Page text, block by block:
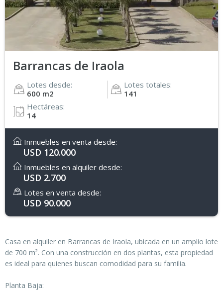
Barrancas de Iraola
Lotes desde:
600 m2
Lotes totales:
141
Hectáreas:
14
Inmuebles en venta desde:
USD 120.000
Inmuebles en alquiler desde:
USD 2.700
Lotes en venta desde:
USD 90.000
Casa en alquiler en Barrancas de Iraola, ubicada en un amplio lote
de 700 m². Con una construcción en dos plantas, esta propiedad
es ideal para quienes buscan comodidad para su familia.
Planta Baja: